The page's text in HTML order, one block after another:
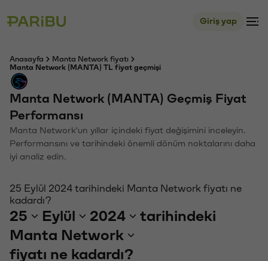
Giriş yap
Anasayfa
Manta Network fiyatı
Manta Network (MANTA) TL fiyat geçmişi
Manta Network (MANTA) Geçmiş Fiyat
Performansı
Manta Network'un yıllar içindeki fiyat değişimini inceleyin.
Performansını ve tarihindeki önemli dönüm noktalarını daha
iyi analiz edin.
25 Eylül 2024 tarihindeki Manta Network fiyatı ne
kadardı?
25 Eylül 2024
tarihindeki
Manta Network
fiyatı ne kadardı?